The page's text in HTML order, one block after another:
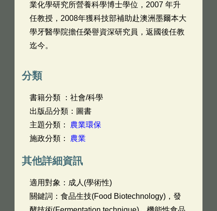
業化學研究所營養科學博士學位，2007 年升
任教授，2008年獲科技部補助赴澳洲墨爾本大
學牙醫學院擔任榮譽資深研究員，返國後任教
迄今。
分類
書籍分類 ：社會/科學
出版品分類：圖書
主題分類： 農業環保
施政分類： 農業
其他詳細資訊
適用對象：成人(學術性)
關鍵詞：食品生技(Food Biotechnology)，發